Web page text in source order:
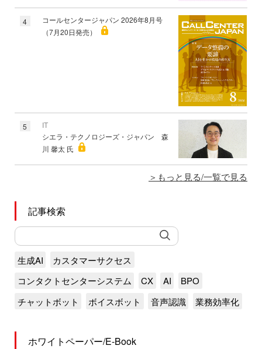
4
コールセンタージャパン 2026年8月号
（7月20日発売）
5
IT
シエラ・テクノロジーズ・ジャパン 森
川 馨太 氏
もっと見る/一覧で見る
記事検索
生成AI
カスタマーサクセス
コンタクトセンターシステム
CX AI
BPO
チャットボット
ボイスボット 音声認識 業務効率化
ホワイトペーパー/E-Book